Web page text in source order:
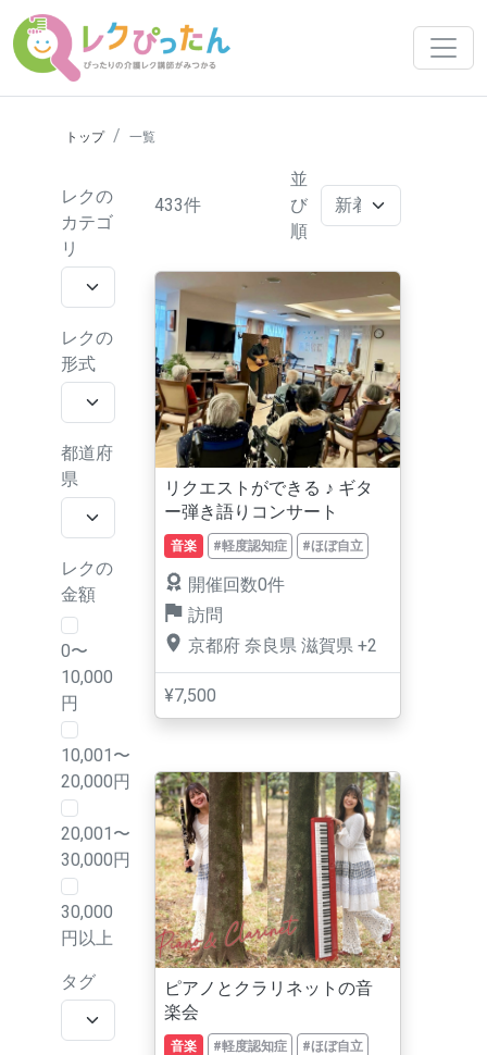
トップ 一覧
レクの
カテゴ
リ
レクの
形式
都道府
県
レクの
金額
0〜
10,000
円
10,001〜
20,000円
20,001〜
30,000円
30,000
円以上
タグ
433件
並
び
順
リクエストができる ♪ ギタ
ー弾き語りコンサート
音楽 #軽度認知症 #ほぼ自立
開催回数0件
訪問
京都府 奈良県 滋賀県 +2
¥7,500
ピアノとクラリネットの音
楽会
音楽 #軽度認知症 #ほぼ自立